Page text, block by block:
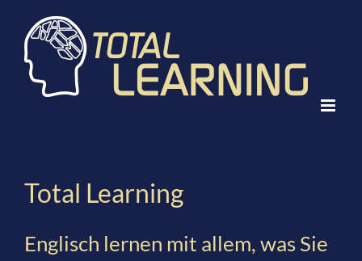
content
Total Learning
Englisch lernen mit allem, was Sie